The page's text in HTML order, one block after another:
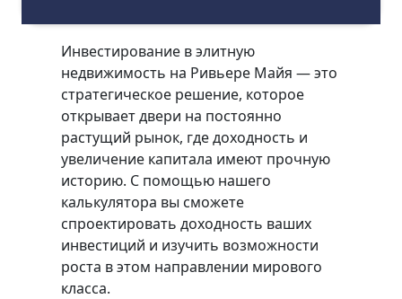
Инвестирование в элитную
недвижимость на Ривьере Майя — это
стратегическое решение, которое
открывает двери на постоянно
растущий рынок, где доходность и
увеличение капитала имеют прочную
историю. С помощью нашего
калькулятора вы сможете
спроектировать доходность ваших
инвестиций и изучить возможности
роста в этом направлении мирового
класса.